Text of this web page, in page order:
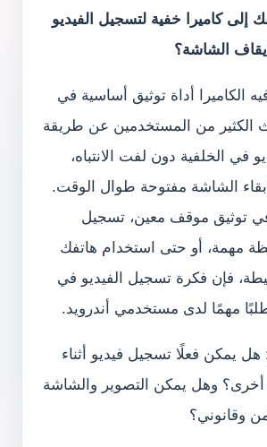
إلى كاميرا خفية لتسجيل الفيديو
الشاشة؟
أداة توثيق أساسية في
الكثير من المستخدمين عن طريقة
في الخلفية دون لفت الانتباه،
الشاشة مفتوحة طوال الوقت.
توثيق موقف معين، تسجيل
مهمة، أو حتى استخدام هاتفك
فإن فكرة تسجيل الفيديو في
مهمًا لدى مستخدمي أندرويد.
يمكن فعلًا تسجيل فيديو أثناء
أخرى؟ وهل يمكن التصوير والشاشة
وقانوني؟